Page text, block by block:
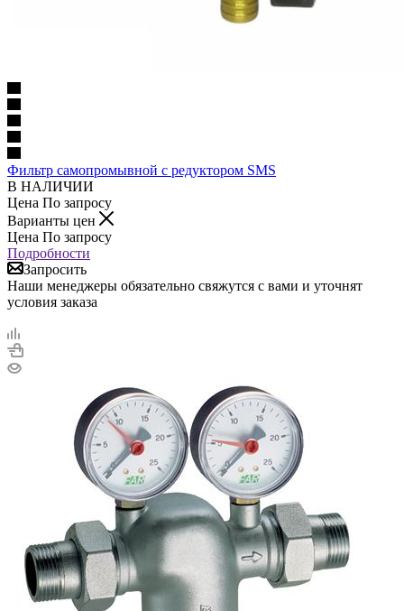
Фильтр самопромывной с редуктором SMS
В НАЛИЧИИ
Цена По запросу
Варианты цен
Цена По запросу
Подробности
Запросить
Наши менеджеры обязательно свяжутся с вами и уточнят
условия заказа